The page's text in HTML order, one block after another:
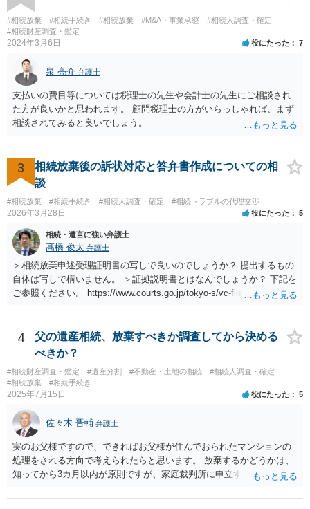
#相続放棄 #相続手続き #相続放棄 #M&A・事業承継
#相続人調査・確定
#相続財産調査・鑑定
2024年3月6日 役にたった 7
泉 亮介 弁護士
支払いの費目等については税理士の先生や会計士の先生にご相談され
た方が良いかと思われます。 顧問税理士の方がいらっしゃれば、まず
相談されてみると良いでしょう。
3
相続放棄後の訴状対応と答弁書作成についての相
談
#相続放棄 #相続手続き #相続人調査・確定 #相続トラブルの代理交渉
2026年3月28日 役にたった 5
相続・遺言に強い弁護士
髙橋 俊太 弁護士
＞相続放棄申述受理証明書の写しで良いのでしょうか？ 提出するもの
自体は写しで構いません。 ＞証拠説明書とはなんでしょうか？ 下記を
ご参照ください。 https://www.courts.go.jp/tokyo-s/vc-files/tokyo-s/file/
4
父の遺産相続、放棄すべきか調査してから決める
べきか？
#相続財産調査・鑑定 #遺産分割 #不動産・土地の相続
#相続人調査・確定
#相続放棄
#相続手続き
2025年7月15日 役にたった 5
佐々木 晋輔 弁護士
実のお父様ですので、できればお父様が住んでおられたマンションの
処理をされる方向で考えられたらと思います。 放棄するかどうかは、
知ってから3カ月以内が原則ですが、家庭裁判所に申立すれば3カ月の
放棄するかどうか決めることができます。 銀行やサラ金が数年も放置